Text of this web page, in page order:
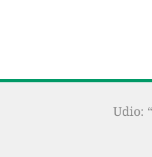
Udio: “